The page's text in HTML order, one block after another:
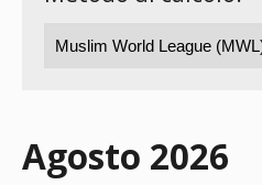
Agosto 2026